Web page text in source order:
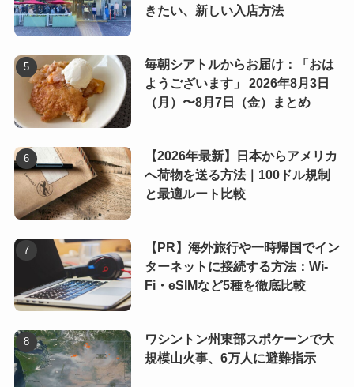
きたい、新しい入店方法
毎朝シアトルからお届け：「おは
ようございます」 2026年8月3日
（月）〜8月7日（金）まとめ
【2026年最新】日本からアメリカ
へ荷物を送る方法｜100ドル規制
と最適ルート比較
【PR】海外旅行や一時帰国でイン
ターネットに接続する方法：Wi-
Fi・eSIMなど5種を徹底比較
ワシントン州東部スポケーンで大
規模山火事、6万人に避難指示